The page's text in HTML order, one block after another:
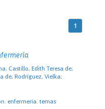
1
Castillo, Edith Teresa de;
de; Rodríguez, Vielka;
enfermería. temas